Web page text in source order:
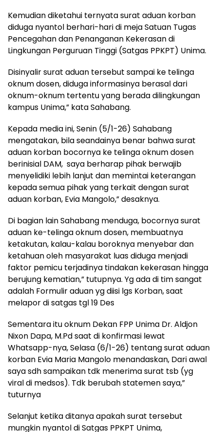
Kemudian diketahui ternyata surat aduan korban
diduga nyantol berhari-hari di meja Satuan Tugas
Pencegahan dan Penanganan Kekerasan di
Lingkungan Perguruan Tinggi (Satgas PPKPT) Unima.
Disinyalir surat aduan tersebut sampai ke telinga
oknum dosen, diduga informasinya berasal dari
oknum-oknum tertentu yang berada dilingkungan
kampus Unima,” kata Sahabang.
Kepada media ini, Senin (5/1-26) Sahabang
mengatakan, bila seandainya benar bahwa surat
aduan korban bocornya ke telinga oknum dosen
berinisial DAM, saya berharap pihak berwajib
menyelidiki lebih lanjut dan memintai keterangan
kepada semua pihak yang terkait dengan surat
aduan korban, Evia Mangolo,” desaknya.
Di bagian lain Sahabang menduga, bocornya surat
aduan ke-telinga oknum dosen, membuatnya
ketakutan, kalau-kalau boroknya menyebar dan
ketahuan oleh masyarakat luas diduga menjadi
faktor pemicu terjadinya tindakan kekerasan hingga
berujung kematian,” tutupnya. Yg ada di tim sangat
adalah Formulir aduan yg diisi lgs Korban, saat
melapor di satgas tgl 19 Des
Sementara itu oknum Dekan FPP Unima Dr. Aldjon
Nixon Dapa, M.Pd saat di konfirmasi lewat
Whatsapp-nya, Selasa (6/1-26) tentang surat aduan
korban Evia Maria Mangolo menandaskan, Dari awal
saya sdh sampaikan tdk menerima surat tsb (yg
viral di medsos). Tdk berubah statemen saya,”
tuturnya
Selanjut ketika ditanya apakah surat tersebut
mungkin nyantol di Satgas PPKPT Unima,